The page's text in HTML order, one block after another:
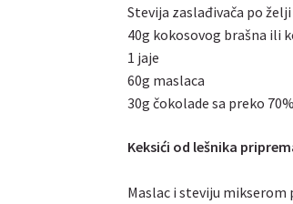
Stevija zaslađivača po želji
40g kokosovog brašna ili
1 jaje
60g maslaca
30g čokolade sa preko
Keksići od lešnika
Maslac i steviju